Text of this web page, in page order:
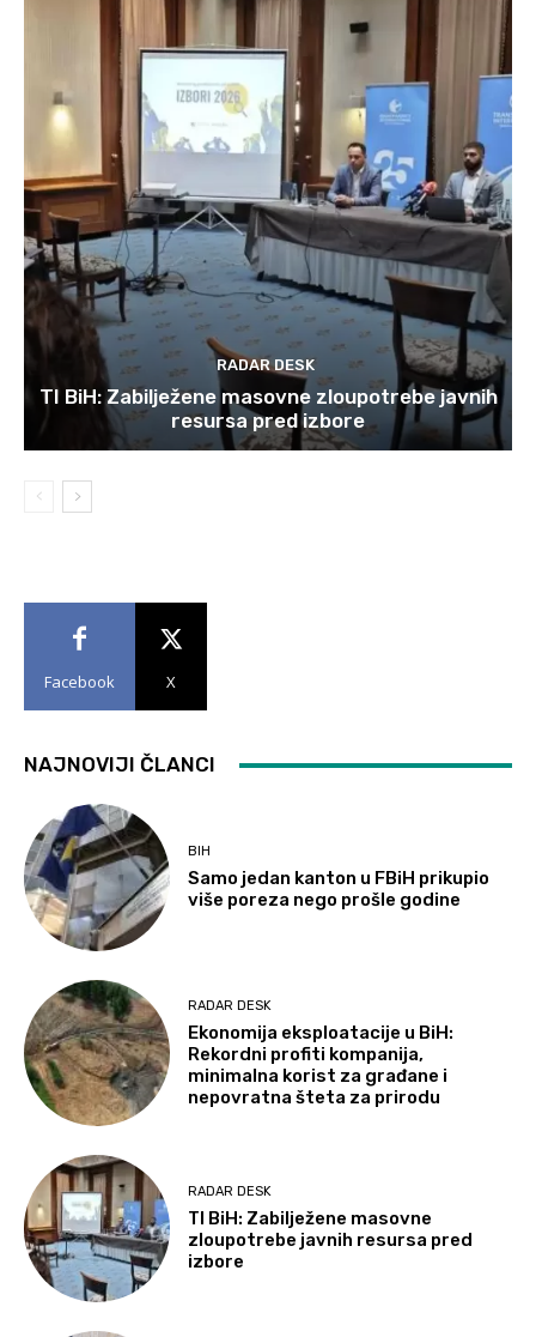
RADAR DESK
TI BiH: Zabilježene masovne zloupotrebe javnih
resursa pred izbore
Facebook X
NAJNOVIJI ČLANCI
BIH
Samo jedan kanton u FBiH prikupio
više poreza nego prošle godine
RADAR DESK
Ekonomija eksploatacije u BiH:
Rekordni profiti kompanija,
minimalna korist za građane i
nepovratna šteta za prirodu
RADAR DESK
TI BiH: Zabilježene masovne
zloupotrebe javnih resursa pred
izbore